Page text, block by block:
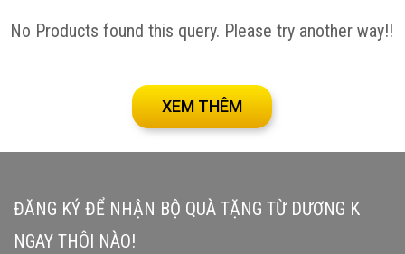
No Products found this query. Please try another way!!
XEM THÊM
ĐĂNG KÝ ĐỂ NHẬN BỘ QUÀ TẶNG TỪ DƯƠNG K
NGAY THÔI NÀO!